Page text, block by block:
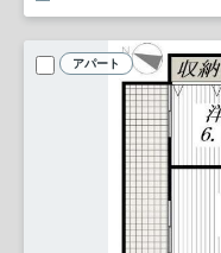
アパート